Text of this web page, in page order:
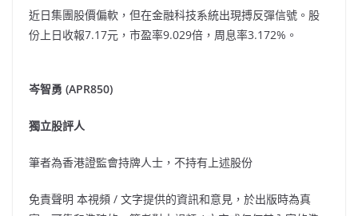
近日集團股價偏軟，但在金融科技系統出現搏反彈信號。股
份上日收報7.17元，市盈率9.029倍，周息率3.172%。
岑智勇 (APR850)
獨立股評人
筆者為香港證監會持牌人士，不持有上述股份
免責聲明 本視頻 / 文字提供的資訊和意見，於出版時為真